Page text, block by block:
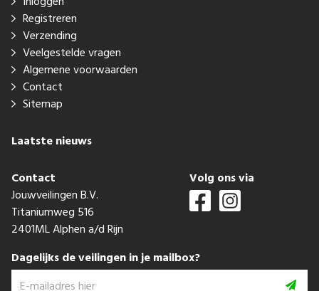
Registreren
Verzending
Veelgestelde vragen
Algemene voorwaarden
Contact
Sitemap
Laatste nieuws
Contact
Jouwveilingen B.V.
Titaniumweg 516
2401ML Alphen a/d Rijn
Volg ons via
Dagelijks de veilingen in je mailbox?